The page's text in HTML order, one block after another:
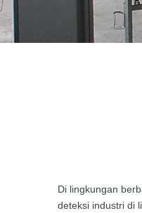
Di lingkungan
deteksi industri di